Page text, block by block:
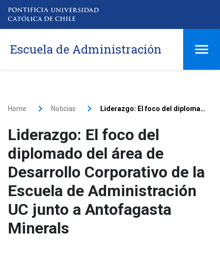
Escuela de Administración
Home Noticias Liderazgo: El foco del diplomado del área de Desarrollo Corporativo de la Escuela de Administración UC junto a Antofagasta Minerals
Liderazgo: El foco del
diplomado del área de
Desarrollo Corporativo de la
Escuela de Administración
UC junto a Antofagasta
Minerals